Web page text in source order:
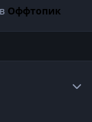
в Оффтопик